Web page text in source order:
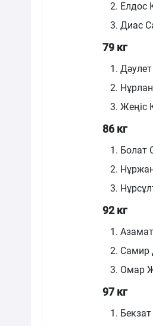
Елдос
Диас
79 кг
Жеңіс
86 кг
Болат
92 кг
Самир
Омар
97 кг